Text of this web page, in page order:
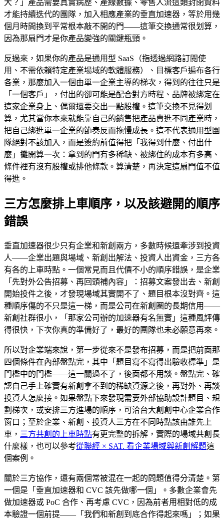
大？」產品需要真實病歷、產線數據、零售人流這類封閉資料
才能持續迭代的團隊，加入相應產業的垂直加速器，等於用幾
個月時間換到平常根本敲不開的門——這筆交換通常很划算，
因為那扇門才是你產品變強的關鍵瓶頸。
反過來，如果你的產品是通用型 SaaS（指透過網路訂閱使
用、不需依賴特定產業場域的軟體服務）、目標客戶遍布各行
各業，那麼加入一個由單一企業主導的梯次，得到的往往只是
「一個客戶」，付出的卻可能是配合對方時程、品牌被綁定在
這家企業身上、偶爾還要交出一點股權。這筆交換不見得划
算，尤其當你本來就能靠自己的銷售把產品賣進不同產業時，
把自己綁進單一企業的節奏反而拖慢成長。這不代表通用型團
隊絕對不該加入，而是簽約前值得把「我得到什麼、付出什
麼」攤開算一次：拿到的門有多稀缺、被綁住的成本有多高、
條件裡有沒有股權或排他條款。算清楚，再決定這扇門值不值
得進。
三方怎麼排上車順序，以及該避開的順序
錯誤
垂直加速器很少只有企業和新創兩方，多數時候還牽涉到投資
人——企業出題與場域、新創出解法、投資人出資金，三方各
有各的上車時點。一個常見而且代價不小的順序錯誤，是企業
「先對外公告招募、再回頭補內容」：招募文案發出去、新創
開始投件之後，才發現場域其實開不了、題目根本沒對齊。這
種順序傷的不只是這一梯，而是公司在新創圈的長期信用——
新創社群很小，「那家公司辦的加速器有名無實」這種風評傳
得很快，下次你真的準備好了，最好的團隊也未必願意再來。
所以對企業端來說，第一步從來不是發布招募，而是把前面那
四個條件在內部盤點完，其中「題目寫不寫得出驗收標準」是
門檻中的門檻——這一關過不了，後面都不用談。盤點完、確
認自己手上確實有新創拿不到的稀缺資源之後，再對外、再談
投資人怎麼接。如果盤點下來發現需要外部協助設計題目、規
劃梯次，或安排三方進場的順序，可洽台大創創中心企業合作
窗口；至於企業、新創、投資人三方在不同時點該由誰先上
車， 三方共創的上車時點有更完整的拆解，實際的場域共創長
什麼樣，也可以參考從聯經 × SAT. 看企業場域與新創解題這
個案例。
關於三方協作，還有兩個常被混在一起的問題值得分清楚。第
一個是「垂直加速器和 CVC 該先做哪一個」。多數企業會先
做加速器或 PoC 合作、再考慮 CVC，因為前者用相對低的成
本驗證一個前提——「我們和新創到底合作得起來嗎」；如果